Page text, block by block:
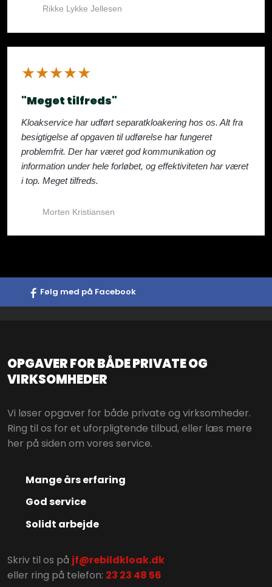
Rikke Lykke Jellesen
​★★★★★
"Meget tilfreds"
Kloakservice har udført separatkloakering hos os. Alt fra
besigtigelse af opgaven til udførelse har fungeret
problemfrit. Der har været god kommunikation og
information under hele forløbet, og effektiviteten har været
i top. Meget tilfreds.
Morten Kristiansen
Følg med på Facebook
OPGAVER FOR BÅDE PRIVATE OG
VIRKSOMHE​DER
Vi løser opgaver for både private og virksomheder.
Ring til os for et uforpligtende tilbud, eller læs mere
her på siden om vores service.
Mange års erfaring
God service
Solidt arbejde
Skriv til os på jf@rebildkloak.dk
eller ring på telefon: ​ 23 23 48 56